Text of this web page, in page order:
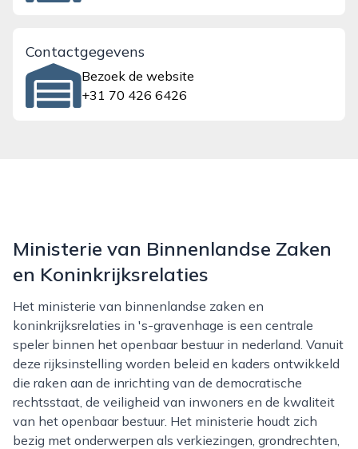
Contactgegevens
Bezoek de website
+31 70 426 6426
Ministerie van Binnenlandse Zaken
en Koninkrijksrelaties
Het ministerie van binnenlandse zaken en
koninkrijksrelaties in 's-gravenhage is een centrale
speler binnen het openbaar bestuur in nederland. Vanuit
deze rijksinstelling worden beleid en kaders ontwikkeld
die raken aan de inrichting van de democratische
rechtsstaat, de veiligheid van inwoners en de kwaliteit
van het openbaar bestuur. Het ministerie houdt zich
bezig met onderwerpen als verkiezingen, grondrechten,